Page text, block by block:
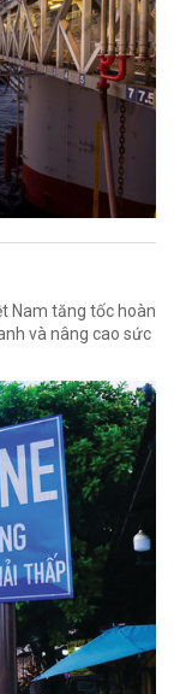
Nam tăng tốc hoàn
và nâng cao sức